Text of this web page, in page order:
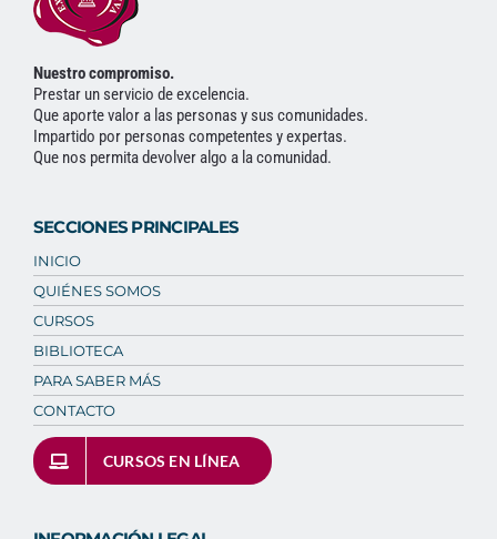
Nuestro compromiso.
Prestar un servicio de excelencia.
Que aporte valor a las personas y sus comunidades.
Impartido por personas competentes y expertas.
Que nos permita devolver algo a la comunidad.
SECCIONES PRINCIPALES
INICIO
QUIÉNES SOMOS
CURSOS
BIBLIOTECA
PARA SABER MÁS
CONTACTO
CURSOS EN LÍNEA